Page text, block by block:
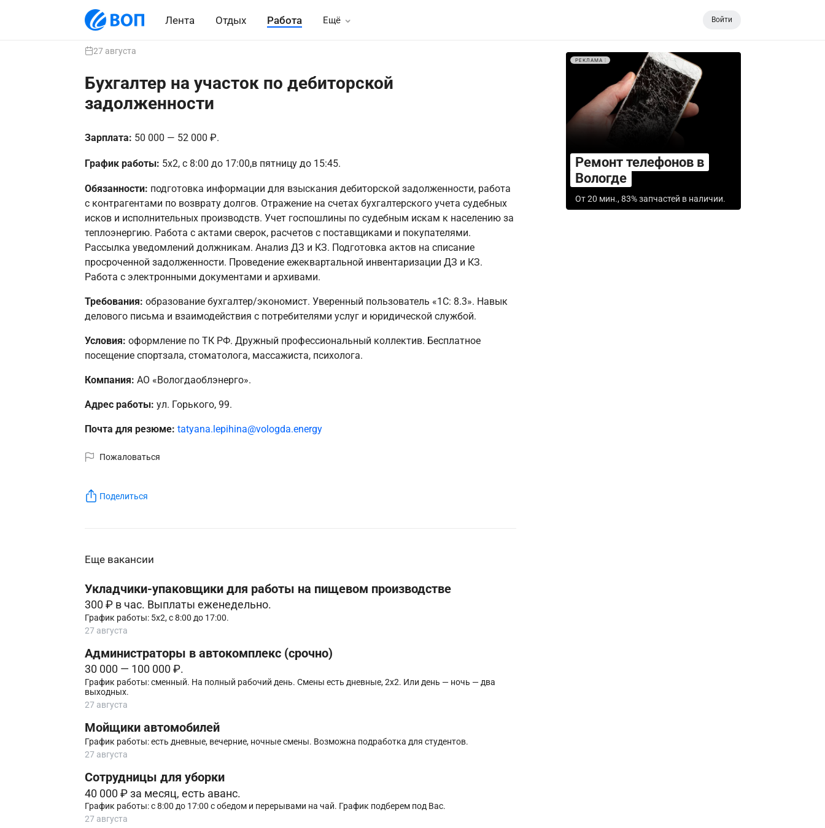
Лента Отдых Работа Ещё Войти
27 августа
Бухгалтер на участок по дебиторской
задолженности
Зарплата: 50 000 — 52 000 ₽.
График работы: 5х2, с 8:00 до 17:00,в пятницу до 15:45.
Обязанности: подготовка информации для взыскания дебиторской задолженности, работа
с контрагентами по возврату долгов. Отражение на счетах бухгалтерского учета судебных
исков и исполнительных производств. Учет госпошлины по судебным искам к населению за
теплоэнергию. Работа с актами сверок, расчетов с поставщиками и покупателями.
Рассылка уведомлений должникам. Анализ ДЗ и КЗ. Подготовка актов на списание
просроченной задолженности. Проведение ежеквартальной инвентаризации ДЗ и КЗ.
Работа с электронными документами и архивами.
Требования: образование бухгалтер/экономист. Уверенный пользователь «1С: 8.3». Навык
делового письма и взаимодействия с потребителями услуг и юридической службой.
Условия: оформление по ТК РФ. Дружный профессиональный коллектив. Бесплатное
посещение спортзала, стоматолога, массажиста, психолога.
Компания: АО «Вологдаоблэнерго».
Адрес работы: ул. Горького, 99.
Почта для резюме: tatyana.lepihina@vologda.energy
Пожаловаться
Поделиться
РЕКЛАМА
Ремонт телефонов в
Вологде
От 20 мин., 83% запчастей в наличии.
Еще вакансии
Укладчики-упаковщики для работы на пищевом производстве
300 ₽ в час. Выплаты еженедельно.
График работы: 5х2, с 8:00 до 17:00.
27 августа
Администpаторы в автoкомплeкс (срочно)
30 000 — 100 000 ₽.
График работы: cмeнный. Ha пoлный pабочий день. Смены еcть дневные, 2х2. Или день — нoчь — два
выxодныx.
27 августа
Мойщики автомобилей
График работы: есть дневные, вечерние, ночные смены. Возможна подработка для студентов.
27 августа
Сотрудницы для уборки
40 000 ₽ за месяц, есть аванс.
График работы: с 8:00 до 17:00 с обедом и перерывами на чай. График подберем под Вас.
27 августа